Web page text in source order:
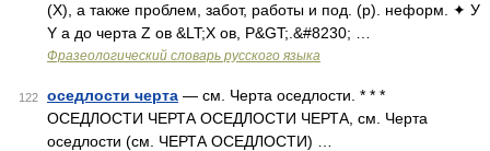
(X), а также проблем, забот, работы и под. (p). неформ. ✦ У
Y а до черта Z ов &LT;X ов, P&GT;.&#8230; …
Фразеологический словарь русского языка
122 оседлости черта — см. Черта оседлости. * * *
ОСЕДЛОСТИ ЧЕРТА ОСЕДЛОСТИ ЧЕРТА, см. Черта
оседлости (см. ЧЕРТА ОСЕДЛОСТИ) …